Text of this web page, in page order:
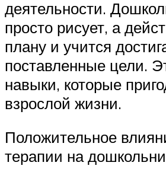
деятельности.
просто рисует, а
плану и учится
поставленные цели.
навыки, которые
взрослой жизни.
Положительное
терапии на